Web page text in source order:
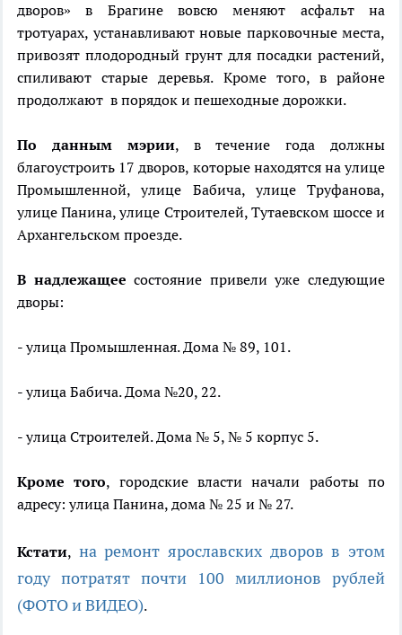
дворов» в Брагине вовсю меняют асфальт на
тротуарах, устанавливают новые парковочные места,
привозят плодородный грунт для посадки растений,
спиливают старые деревья. Кроме того, в районе
продолжают в порядок и пешеходные дорожки.
По данным мэрии, в течение года должны
благоустроить 17 дворов, которые находятся на улице
Промышленной, улице Бабича, улице Труфанова,
улице Панина, улице Строителей, Тутаевском шоссе и
Архангельском проезде.
В надлежащее состояние привели уже следующие
дворы:
- улица Промышленная. Дома № 89, 101.
- улица Бабича. Дома №20, 22.
- улица Строителей. Дома № 5, № 5 корпус 5.
Кроме того, городские власти начали работы по
адресу: улица Панина, дома № 25 и № 27.
Кстати, на ремонт ярославских дворов в этом
году потратят почти 100 миллионов рублей
(ФОТО и ВИДЕО).